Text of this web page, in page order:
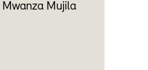
Mujila